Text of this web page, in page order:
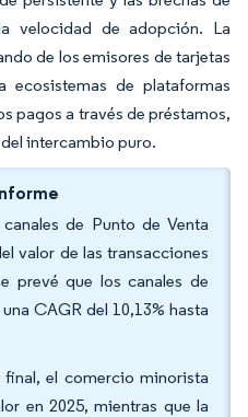
velocidad de adopción. La
de los emisores de tarjetas
ecosistemas de plataformas
pagos a través de préstamos,
intercambio puro.
de Punto de Venta
valor de las transacciones
prevé que los canales de
CAGR del 10,13% hasta
el comercio minorista
en 2025, mientras que la